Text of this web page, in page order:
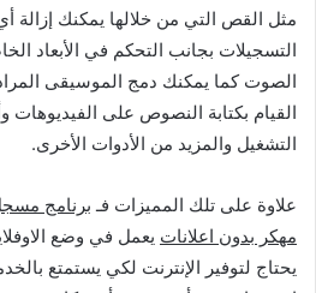
مثل القص التي من خلالها يمكنك
التسجيلات بجانب التحكم في الأبعاد
الصوت كما يمكنك دمج الموسيقى
القيام بكتابة النصوص على
التشغيل والمزيد من الأدوات الأخرى.
علاوة على تلك المميزات فـ
مهكر بدون اعلانات يعمل في وضع
يحتاج لتوفير الإنترنت لكي يستمتع